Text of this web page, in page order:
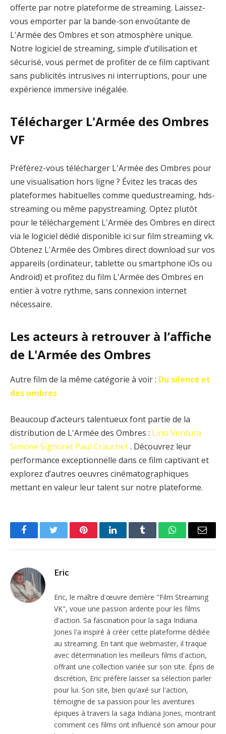
offerte par notre plateforme de streaming. Laissez-
vous emporter par la bande-son envoûtante de
L'Armée des Ombres et son atmosphère unique.
Notre logiciel de streaming, simple d’utilisation et
sécurisé, vous permet de profiter de ce film captivant
sans publicités intrusives ni interruptions, pour une
expérience immersive inégalée.
Télécharger L'Armée des Ombres
VF
Préférez-vous télécharger L'Armée des Ombres pour
une visualisation hors ligne ? Évitez les tracas des
plateformes habituelles comme quedustreaming, hds-
streaming ou même papystreaming. Optez plutôt
pour le téléchargement L'Armée des Ombres en direct
via le logiciel dédié disponible ici sur film streaming vk.
Obtenez L'Armée des Ombres direct download sur vos
appareils (ordinateur, tablette ou smartphone iOs ou
Android) et profitez du film L'Armée des Ombres en
entier à votre rythme, sans connexion internet
nécessaire.
Les acteurs à retrouver à l’affiche
de L'Armée des Ombres
Autre film de la même catégorie à voir : Du silence et
des ombres
Beaucoup d’acteurs talentueux font partie de la
distribution de L'Armée des Ombres : Lino Ventura
Simone Signoret Paul Crauchet. Découvrez leur
performance exceptionnelle dans ce film captivant et
explorez d’autres oeuvres cinématographiques
mettant en valeur leur talent sur notre plateforme.
FacebookTwitter PinterestLinkedInTumblr WhatsAppEmail
Eric
Eric, le maître d'œuvre derrière "Film Streaming
VK", voue une passion ardente pour les films
d'action. Sa fascination pour la saga Indiana
Jones l'a inspiré à créer cette plateforme dédiée
au streaming. En tant que webmaster, il traque
avec détermination les meilleurs films d'action,
offrant une collection variée sur son site. Épris de
discrétion, Eric préfère laisser sa sélection parler
pour lui. Son site, bien qu'axé sur l'action,
témoigne de sa passion pour les aventures
épiques à travers la saga Indiana Jones, montrant
comment ces films ont influencé son amour pour